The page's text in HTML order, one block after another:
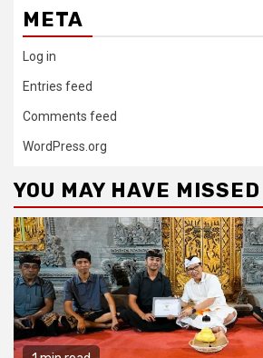
META
Log in
Entries feed
Comments feed
WordPress.org
YOU MAY HAVE MISSED